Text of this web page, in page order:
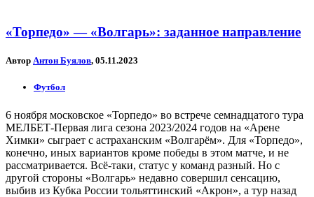
«Торпедо» — «Волгарь»: заданное направление
Автор Антон Буялов, 05.11.2023
Футбол
6 ноября московское «Торпедо» во встрече семнадцатого тура
МЕЛБЕТ-Первая лига сезона 2023/2024 годов на «Арене
Химки» сыграет с астраханским «Волгарём». Для «Торпедо»,
конечно, иных вариантов кроме победы в этом матче, и не
рассматривается. Всё-таки, статус у команд разный. Но с
другой стороны «Волгарь» недавно совершил сенсацию,
выбив из Кубка России тольяттинский «Акрон», а тур назад